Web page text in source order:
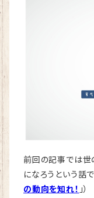
前回の記事では世
になろうという話
の動向を知れ！ 」）